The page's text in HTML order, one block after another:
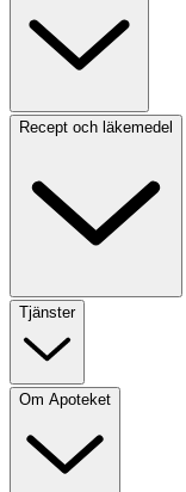
Recept och läkemedel
Tjänster
Om Apoteket